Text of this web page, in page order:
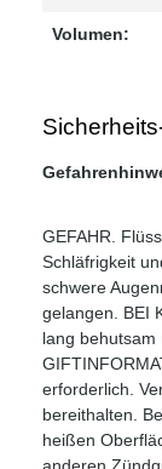
Volumen:
GEFAHR.
Schläfrigkeit
schwere
gelangen. BEI
lang behutsam
erforderlich.
bereithalten.
heißen
anderen